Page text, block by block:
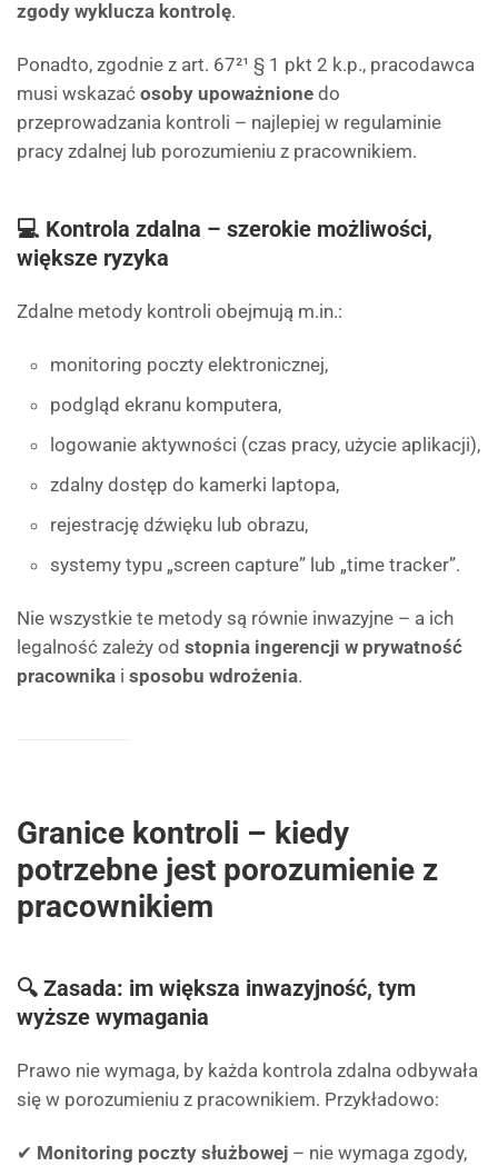
zgody wyklucza kontrolę.
Ponadto, zgodnie z art. 67²¹ § 1 pkt 2 k.p., pracodawca
musi wskazać osoby upoważnione do
przeprowadzania kontroli – najlepiej w regulaminie
pracy zdalnej lub porozumieniu z pracownikiem.
💻 Kontrola zdalna – szerokie możliwości,
większe ryzyka
Zdalne metody kontroli obejmują m.in.:
monitoring poczty elektronicznej,
podgląd ekranu komputera,
logowanie aktywności (czas pracy, użycie aplikacji),
zdalny dostęp do kamerki laptopa,
rejestrację dźwięku lub obrazu,
systemy typu „screen capture” lub „time tracker”.
Nie wszystkie te metody są równie inwazyjne – a ich
legalność zależy od stopnia ingerencji w prywatność
pracownika i sposobu wdrożenia.
Granice kontroli – kiedy
potrzebne jest porozumienie z
pracownikiem
🔍 Zasada: im większa inwazyjność, tym
wyższe wymagania
Prawo nie wymaga, by każda kontrola zdalna odbywała
się w porozumieniu z pracownikiem. Przykładowo:
✔ Monitoring poczty służbowej – nie wymaga zgody,